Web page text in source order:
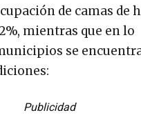
de camas de
mientras que en lo
se
Publicidad